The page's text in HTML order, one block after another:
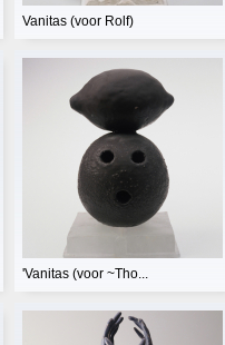
Vanitas (voor Rolf)
'Vanitas (voor ~Tho...